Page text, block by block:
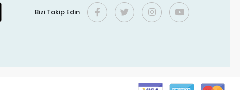
Bizi Takip Edin